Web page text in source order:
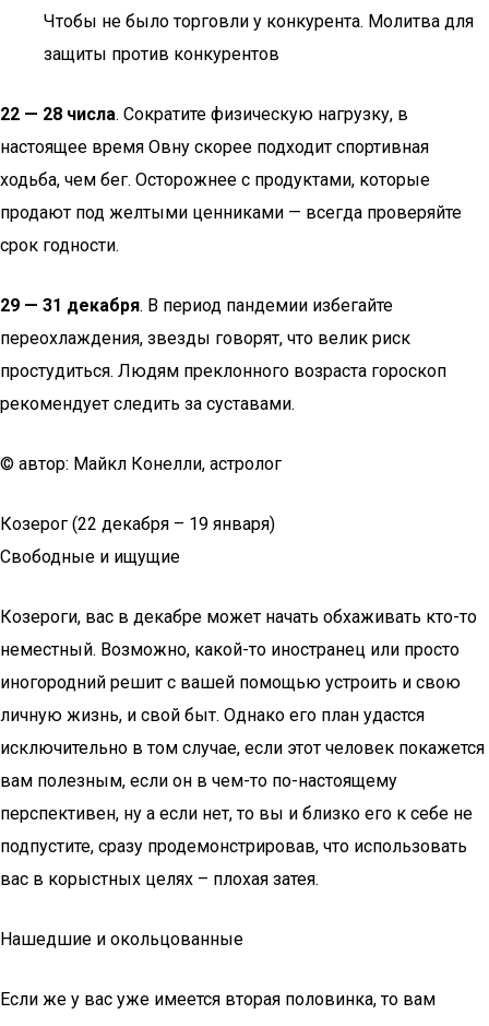
Чтобы не было торговли у конкурента. Молитва для
защиты против конкурентов
22 — 28 числа. Сократите физическую нагрузку, в
настоящее время Овну скорее подходит спортивная
ходьба, чем бег. Осторожнее с продуктами, которые
продают под желтыми ценниками — всегда проверяйте
срок годности.
29 — 31 декабря. В период пандемии избегайте
переохлаждения, звезды говорят, что велик риск
простудиться. Людям преклонного возраста гороскоп
рекомендует следить за суставами.
© автор: Майкл Конелли, астролог
Козерог (22 декабря – 19 января)
Свободные и ищущие
Козероги, вас в декабре может начать обхаживать кто-то
неместный. Возможно, какой-то иностранец или просто
иногородний решит с вашей помощью устроить и свою
личную жизнь, и свой быт. Однако его план удастся
исключительно в том случае, если этот человек покажется
вам полезным, если он в чем-то по-настоящему
перспективен, ну а если нет, то вы и близко его к себе не
подпустите, сразу продемонстрировав, что использовать
вас в корыстных целях – плохая затея.
Нашедшие и окольцованные
Если же у вас уже имеется вторая половинка, то вам